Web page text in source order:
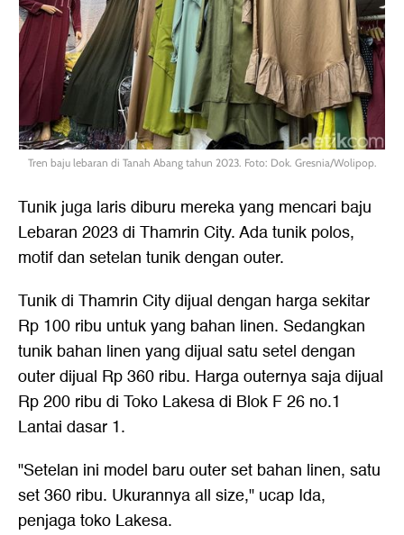
Tren baju lebaran di Tanah Abang tahun 2023. Foto: Dok. Gresnia/Wolipop.
Tunik juga laris diburu mereka yang mencari baju
Lebaran 2023 di Thamrin City. Ada tunik polos,
motif dan setelan tunik dengan outer.
Tunik di Thamrin City dijual dengan harga sekitar
Rp 100 ribu untuk yang bahan linen. Sedangkan
tunik bahan linen yang dijual satu setel dengan
outer dijual Rp 360 ribu. Harga outernya saja dijual
Rp 200 ribu di Toko Lakesa di Blok F 26 no.1
Lantai dasar 1.
"Setelan ini model baru outer set bahan linen, satu
set 360 ribu. Ukurannya all size," ucap Ida,
penjaga toko Lakesa.